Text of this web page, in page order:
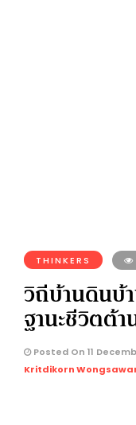
THINKERS
วิถีบ้านดินบ้
ฐานะชีวิตต้
Posted On 11
Kritdikorn